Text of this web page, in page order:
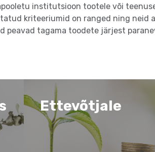
institutsioon tootele või
kriteeriumid on ranged ning neid
peavad tagama toodete järjest
Ettevõtjale